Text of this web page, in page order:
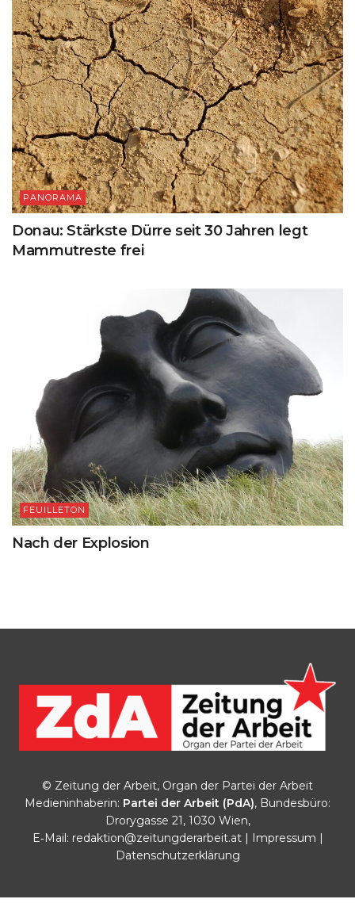
PANORAMA
Donau: Stärkste Dürre seit 30 Jahren legt
Mammutreste frei
FEUILLETON
Nach der Explosion
© Zeitung der Arbeit, Organ der Partei der Arbeit
Medieninhaberin: Partei der Arbeit (PdA), Bundesbüro:
Drorygasse 21, 1030 Wien,
E‑Mail: redaktion@zeitungderarbeit.at| Impressum |
Datenschutzerklärung